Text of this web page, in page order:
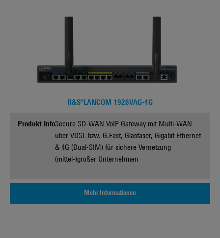
R&S®LANCOM 1926VAG-4G
Produkt InfoSecure SD-WAN VoIP Gateway mit Multi-WAN
über VDSL bzw. G.Fast, Glasfaser, Gigabit Ethernet
& 4G (Dual-SIM) für sichere Vernetzung
(mittel-)großer Unternehmen
Mehr Informationen